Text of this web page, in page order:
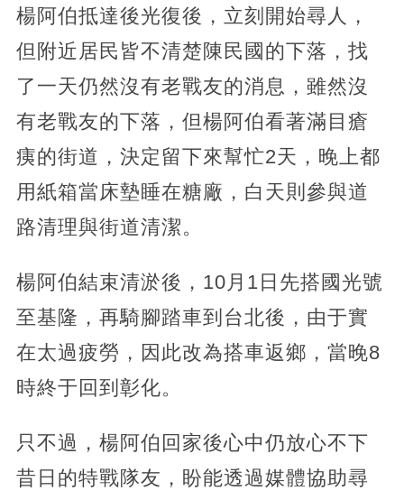
楊阿伯抵達後光復後，立刻開始尋人，
但附近居民皆不清楚陳民國的下落，找
了一天仍然沒有老戰友的消息，雖然沒
有老戰友的下落，但楊阿伯看著滿目瘡
痍的街道，決定留下來幫忙2天，晚上都
用紙箱當床墊睡在糖廠，白天則參與道
路清理與街道清潔。
楊阿伯結束清淤後，10月1日先搭國光號
至基隆，再騎腳踏車到台北後，由于實
在太過疲勞，因此改為搭車返鄉，當晚8
時終于回到彰化。
只不過，楊阿伯回家後心中仍放心不下
昔日的特戰隊友，盼能透過媒體協助尋